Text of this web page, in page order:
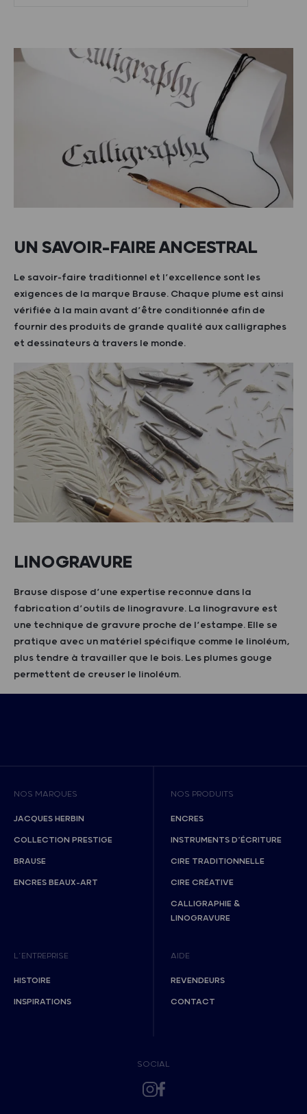
UN SAVOIR-FAIRE ANCESTRAL
Le savoir-faire traditionnel et l’excellence sont les
exigences de la marque Brause. Chaque plume est ainsi
vérifiée à la main avant d’être conditionnée afin de
fournir des produits de grande qualité aux calligraphes
et dessinateurs à travers le monde.
LINOGRAVURE
Brause dispose d’une expertise reconnue dans la
fabrication d’outils de linogravure. La linogravure est
une technique de gravure proche de l’estampe. Elle se
pratique avec un matériel spécifique comme le linoléum,
plus tendre à travailler que le bois. Les plumes gouge
permettent de creuser le linoléum.
NOS MARQUES
JACQUES HERBIN
COLLECTION PRESTIGE
BRAUSE
ENCRES BEAUX-ART
NOS PRODUITS
ENCRES
INSTRUMENTS D’ÉCRITURE
CIRE TRADITIONNELLE
CIRE CRÉATIVE
CALLIGRAPHIE &
LINOGRAVURE
L’ENTREPRISE
HISTOIRE
INSPIRATIONS
AIDE
REVENDEURS
CONTACT
SOCIAL